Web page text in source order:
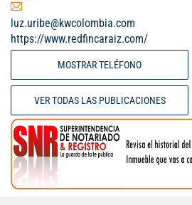
luz.uribe@kwcolombia.com
https://www.redfincaraiz.com/
MOSTRAR TELÉFONO
VER TODAS LAS PUBLICACIONES